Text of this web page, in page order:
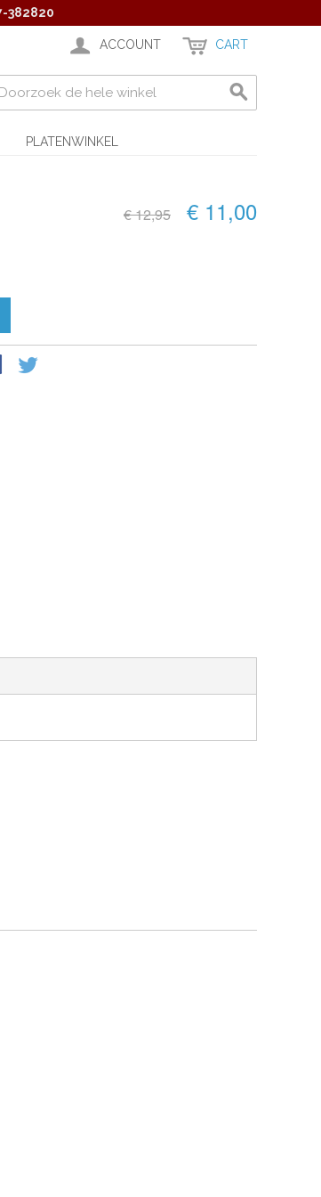
382820
ACCOUNT CART
PLATENWINKEL
€ 12,95 € 11,00